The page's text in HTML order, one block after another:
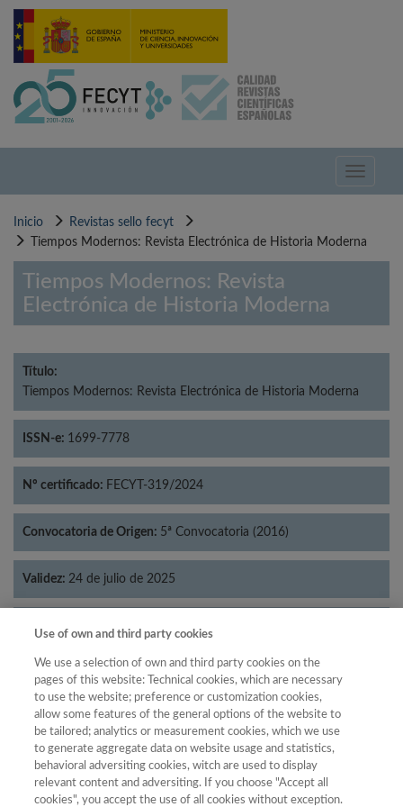
Pasar
contenido
Toggle
Inicio
Revistas sello fecyt
Tiempos Modernos: Revista Electrónica de Historia Moderna
Tiempos Modernos: Revista
Electrónica de Historia Moderna
Título:
Tiempos Modernos: Revista Electrónica de Historia Moderna
ISSN-e: 1699-7778
Nº certificado: FECYT-319/2024
Convocatoria de Origen: 5ª Convocatoria (2016)
Validez: 24 de julio de 2025
Categorías: Historia
Año
Año Filtrar
Use of own and third party cookies
We use a selection of own and third party cookies on the
pages of this website: Technical cookies, which are necessary
to use the website; preference or customization cookies,
allow some features of the general options of the website to
be tailored; analytics or measurement cookies, which we use
to generate aggregate data on website usage and statistics,
behavioral adversiting cookies, witch are used to display
relevant content and adversiting. If you choose "Accept all
cookies", you accept the use of all cookies without exception.